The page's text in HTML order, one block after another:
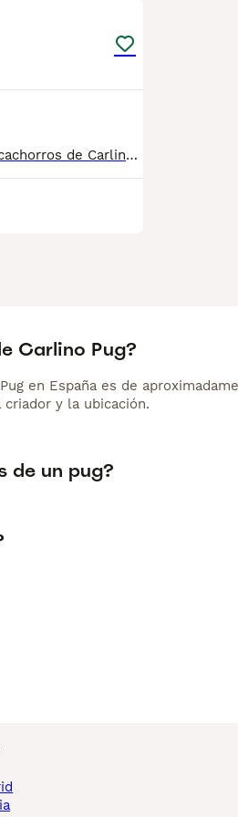
📲Laura 677983742 - 613283995 🤍*Preciosos cachorros de Carlino-pug*🤍 ¿Buscas un nuevo compañero para tu hogar? ❤️ Tenemos preciosos cachorros listos para encontrar una familia responsable. ✅ Vacunados ✅ Desparasitados ✅ Cartilla sanitaria ✅ Garantías incluidas ✅ Máxima atención y cuidado Se hacen envíos a toda España: Andalucía: Almería, Cádiz, Córdoba, Granada, Huelva, Jaén, Málaga, Sevilla.Aragón: Huesca, Teruel, Zaragoza.Asturias: Oviedo.Baleares: Palma.Canarias: Las Palmas de Gran Canaria, Santa Cruz de Tenerife.Cantabria: Santander.Castilla-La Mancha: Albacete, Ciudad Real, Cuenca, Guadalajara, Toledo.Castilla y León: Ávila, Burgos, León, Palencia, Salamanca, Segovia, Soria, Valladolid, Zamora.Cataluña: Barcelona, Gerona (Girona), Lérida (Lleida), Tarragona.Comunidad Valenciana: Alicante, Castellón de la Plana, Valencia.Extremadura: Badajoz, Cáceres.Galicia: La Coruña (A Coruña), Lugo, Orense (Ourense), Pontevedra.La Rioja: Logroño.Madrid: Madrid.Murcia: Murcia.Navarra: Pamplona.País Vasco: Bilbao (Vizcaya), San Sebastián (Guipúzcoa), Vitoria (Álava). 🐾 Cachorros sanos, sociables y criados con mucho cariño. 📲 ¡Pregunta sin compromiso por disponibilidad, fotos y precios por mensaje privado!
Carlino Pug?
en España es de
y la ubicación.
de un pug?